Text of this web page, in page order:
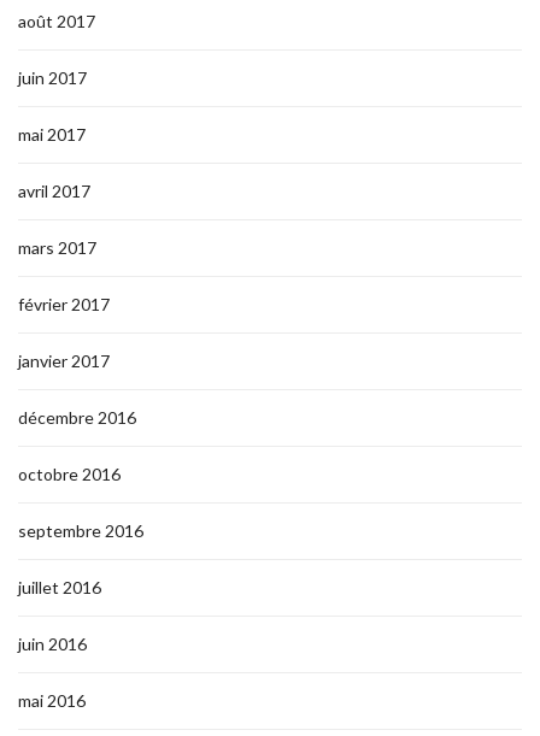
août 2017
juin 2017
mai 2017
avril 2017
mars 2017
février 2017
janvier 2017
décembre 2016
octobre 2016
septembre 2016
juillet 2016
juin 2016
mai 2016